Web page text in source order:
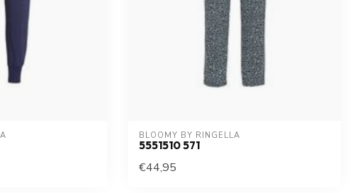
BLOOMY BY RINGELLA
5551510 571
€44,95